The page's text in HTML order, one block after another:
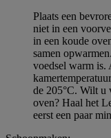
Plaats een
niet in een
in een koude
samen
voedsel warm is.
de 205°C. Wilt u
oven? Haal het
eerst een paar